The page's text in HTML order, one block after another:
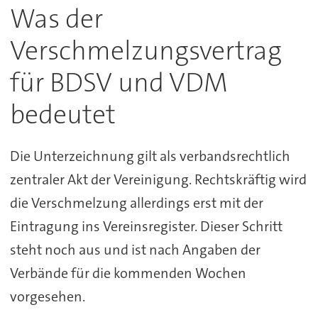
Was der
Verschmelzungsvertrag
für BDSV und VDM
bedeutet
Die Unterzeichnung gilt als verbandsrechtlich
zentraler Akt der Vereinigung. Rechtskräftig wird
die Verschmelzung allerdings erst mit der
Eintragung ins Vereinsregister. Dieser Schritt
steht noch aus und ist nach Angaben der
Verbände für die kommenden Wochen
vorgesehen.